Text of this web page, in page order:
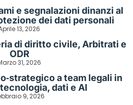
e segnalazioni dinanzi al
dei dati personali
13, 2026
di diritto civile, Arbitrati e
ODR
31, 2026
a team legali in
dati e AI
9, 2026